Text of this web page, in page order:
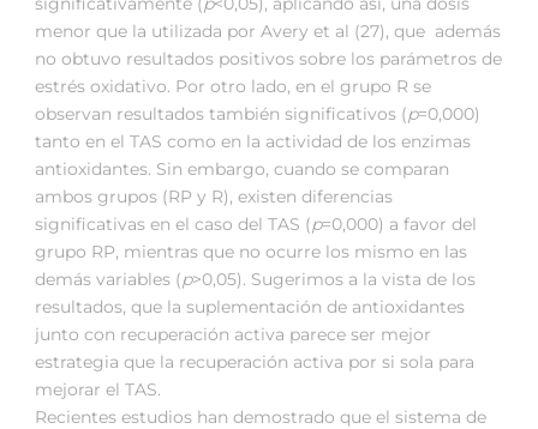
menor que la utilizada por Avery et al (27), que además
no obtuvo resultados positivos sobre los parámetros de
estrés oxidativo. Por otro lado, en el grupo R se
observan resultados también significativos (p=0,000)
tanto en el TAS como en la actividad de los enzimas
antioxidantes. Sin embargo, cuando se comparan
ambos grupos (RP y R), existen diferencias
significativas en el caso del TAS (p=0,000) a favor del
grupo RP, mientras que no ocurre los mismo en las
demás variables (p>0,05). Sugerimos a la vista de los
resultados, que la suplementación de antioxidantes
junto con recuperación activa parece ser mejor
estrategia que la recuperación activa por si sola para
mejorar el TAS.
Recientes estudios han demostrado que el sistema de